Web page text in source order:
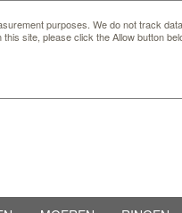
purposes. We do not track
this site, please click the Allow button